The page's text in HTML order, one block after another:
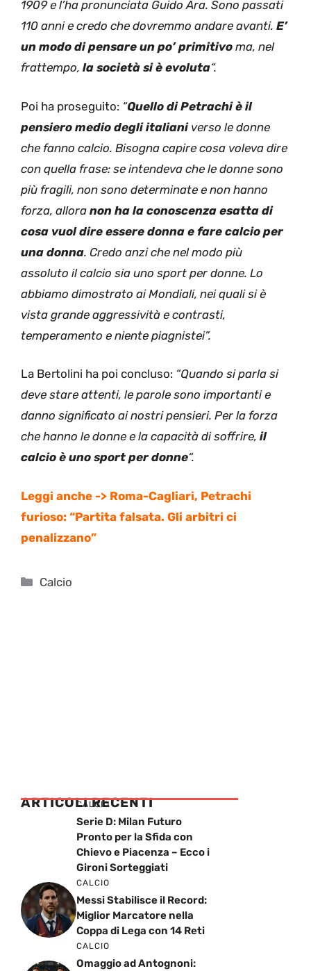
1909 e l’ha pronunciata Guido Ara. Sono passati
110 anni e credo che dovremmo andare avanti. E’
un modo di pensare un po’ primitivo ma, nel
frattempo, la società si è evoluta“.
Poi ha proseguito: “Quello di Petrachi è il
pensiero medio degli italianiverso le donne
che fanno calcio. Bisogna capire cosa voleva dire
con quella frase: se intendeva che le donne sono
più fragili, non sono determinate e non hanno
forza, allora non ha la conoscenza esatta di
cosa vuol dire essere donna e fare calcio per
una donna. Credo anzi che nel modo più
assoluto il calcio sia uno sport per donne. Lo
abbiamo dimostrato ai Mondiali, nei quali si è
vista grande aggressività e contrasti,
temperamento e niente piagnistei”.
La Bertolini ha poi concluso: “Quando si parla si
deve stare attenti, le parole sono importanti e
danno significato ai nostri pensieri. Per la forza
che hanno le donne e la capacità di soffrire, il
calcio è uno sport per donne“.
Leggi anche -> Roma-Cagliari, Petrachi
furioso: “Partita falsata. Gli arbitri ci
penalizzano”
Categorie
Calcio
ARTICOLI RECENTI
CALCIO
Serie D: Milan Futuro
Pronto per la Sfida con
Chievo e Piacenza – Ecco i
Gironi Sorteggiati
CALCIO
Messi Stabilisce il Record:
Miglior Marcatore nella
Coppa di Lega con 14 Reti
CALCIO
Omaggio ad Antognoni: